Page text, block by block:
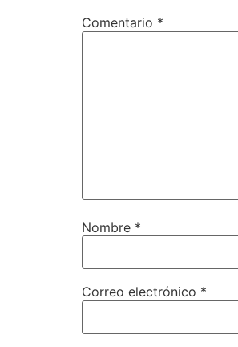
Comentario *
Nombre *
Correo electrónico *